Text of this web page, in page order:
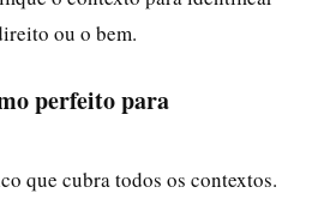
ou o bem.
perfeito para
que cubra todos os contextos.